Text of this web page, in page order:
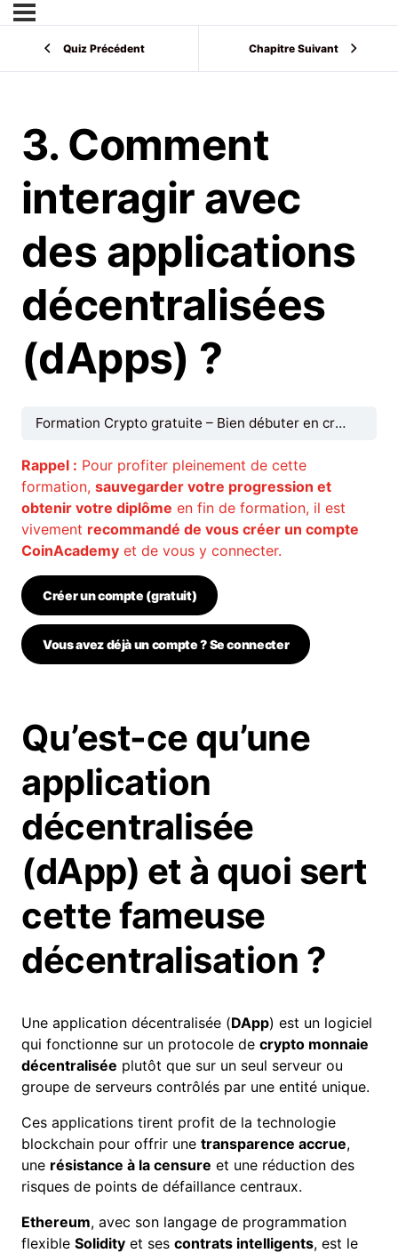
Quiz Précédent Chapitre Suivant
3. Comment
interagir avec
des applications
décentralisées
(dApps) ?
Formation Crypto gratuite – Bien débuter en crypto monnaies
Rappel : Pour profiter pleinement de cette
formation, sauvegarder votre progression et
obtenir votre diplôme en fin de formation, il est
vivement recommandé de vous créer un compte
CoinAcademy et de vous y connecter.
Créer un compte (gratuit)
Vous avez déjà un compte ? Se connecter
Qu’est-ce qu’une
application
décentralisée
(dApp) et à quoi sert
cette fameuse
décentralisation ?
Une application décentralisée (DApp) est un logiciel
qui fonctionne sur un protocole de crypto monnaie
décentralisée plutôt que sur un seul serveur ou
groupe de serveurs contrôlés par une entité unique.
Ces applications tirent profit de la technologie
blockchain pour offrir une transparence accrue,
une résistance à la censure et une réduction des
risques de points de défaillance centraux.
Ethereum, avec son langage de programmation
flexible Solidity et ses contrats intelligents, est le